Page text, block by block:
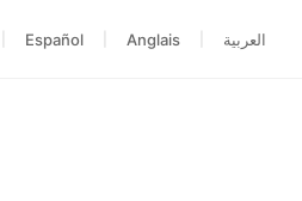
Español Anglais العربية